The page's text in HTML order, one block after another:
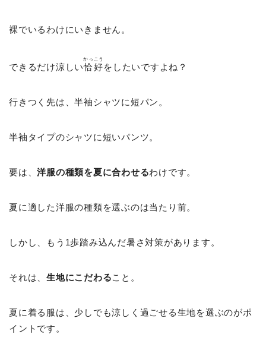
裸でいるわけにいきません。
できるだけ涼しい恰好
かっこう
をしたいですよね？
行きつく先は、半袖シャツに短パン。
半袖タイプのシャツに短いパンツ。
要は、洋服の種類を夏に合わせるわけです。
夏に適した洋服の種類を選ぶのは当たり前。
しかし、もう1歩踏み込んだ暑さ対策があります。
それは、生地にこだわること。
夏に着る服は、少しでも涼しく過ごせる生地を選ぶのがポ
イントです。